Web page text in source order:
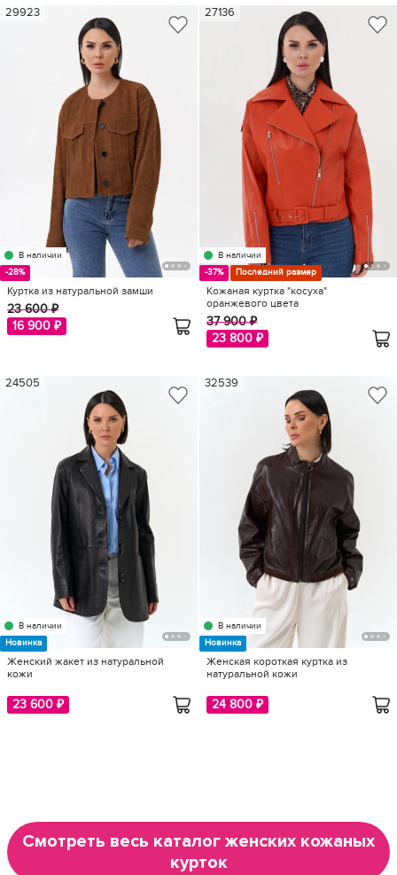
В наличии
-28%
29923
Куртка из натуральной замши
23 600 ₽
16 900 ₽
В наличии
-37%
Последний размер
27136
Кожаная куртка "косуха"
оранжевого цвета
37 900 ₽
23 800 ₽
В наличии
Новинка
24505
Женский жакет из натуральной
кожи
23 600 ₽
В наличии
Новинка
32539
Женская короткая куртка из
натуральной кожи
24 800 ₽
Смотреть весь каталог женских кожаных
курток